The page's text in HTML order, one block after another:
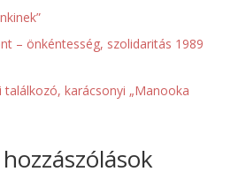
– önkéntesség, szolidaritás 1989
találkozó, karácsonyi „Manooka